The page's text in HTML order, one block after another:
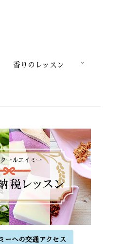
香りのレッスン
ーへの交通アクセス